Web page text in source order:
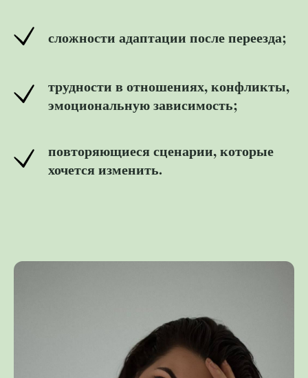
сложности адаптации после переезда;
трудности в отношениях, конфликты,
эмоциональную зависимость;
повторяющиеся сценарии, которые
хочется изменить.